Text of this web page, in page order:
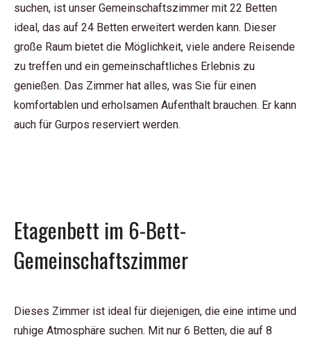
suchen, ist unser Gemeinschaftszimmer mit 22 Betten
ideal, das auf 24 Betten erweitert werden kann. Dieser
große Raum bietet die Möglichkeit, viele andere Reisende
zu treffen und ein gemeinschaftliches Erlebnis zu
genießen. Das Zimmer hat alles, was Sie für einen
komfortablen und erholsamen Aufenthalt brauchen. Er kann
auch für Gurpos reserviert werden.
Etagenbett im 6-Bett-
Gemeinschaftszimmer
Dieses Zimmer ist ideal für diejenigen, die eine intime und
ruhige Atmosphäre suchen. Mit nur 6 Betten, die auf 8